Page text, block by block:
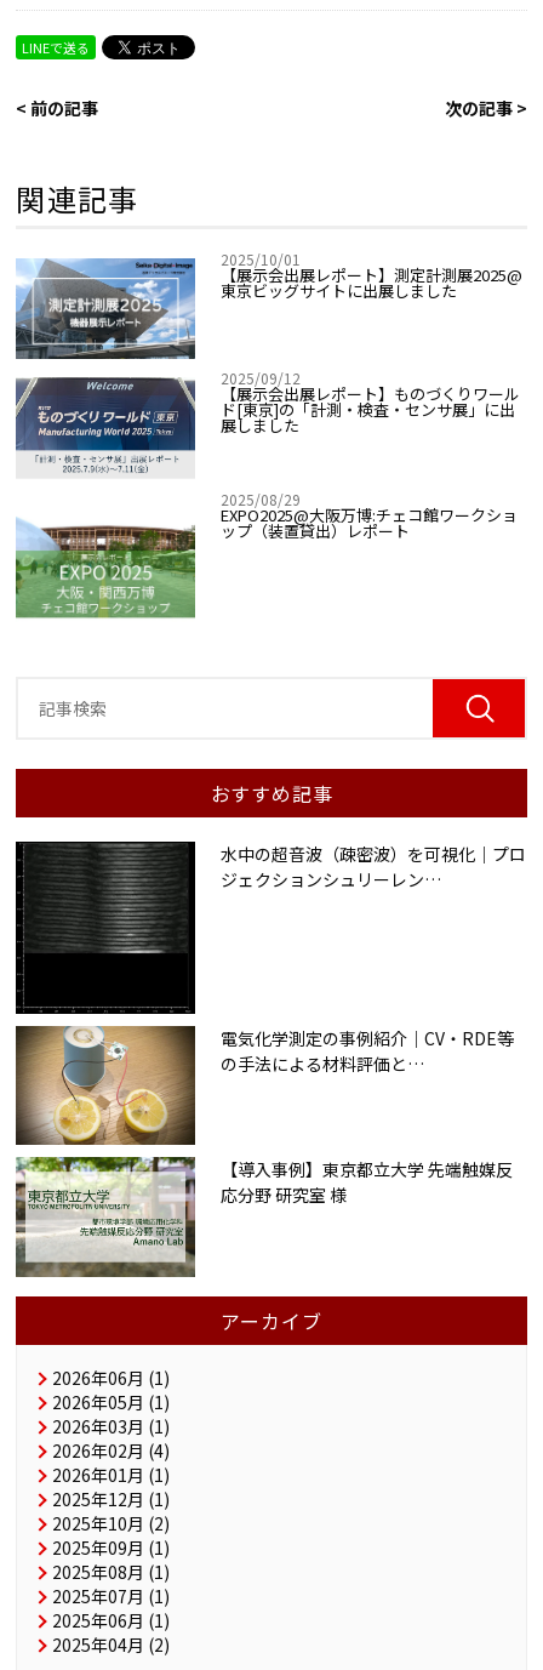
LINEで送る
< 前の記事 次の記事 >
関連記事
2025/10/01
【展示会出展レポート】測定計測展2025@
東京ビッグサイトに出展しました
2025/09/12
【展示会出展レポート】ものづくりワール
ド[東京]の「計測・検査・センサ展」に出
展しました
2025/08/29
EXPO2025@大阪万博:チェコ館ワークショ
ップ（装置貸出）レポート
おすすめ記事
水中の超音波（疎密波）を可視化｜プロ
ジェクションシュリーレン…
電気化学測定の事例紹介｜CV・RDE等
の手法による材料評価と…
【導入事例】東京都立大学 先端触媒反
応分野 研究室 様
アーカイブ
2026年06月 (1)
2026年05月 (1)
2026年03月 (1)
2026年02月 (4)
2026年01月 (1)
2025年12月 (1)
2025年10月 (2)
2025年09月 (1)
2025年08月 (1)
2025年07月 (1)
2025年06月 (1)
2025年04月 (2)